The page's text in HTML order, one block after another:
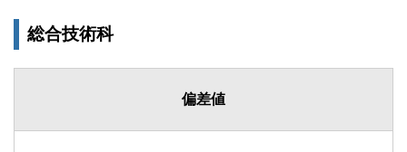
総合技術科
偏差値